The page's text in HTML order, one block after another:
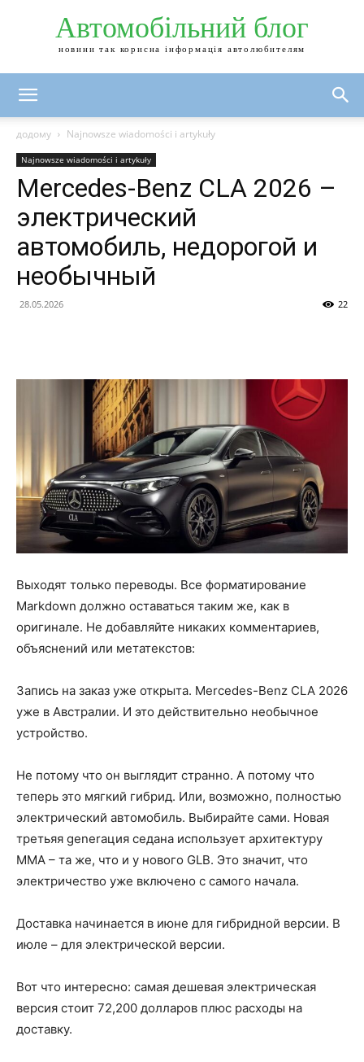
Автомобільний блог
новини так корисна інформація автолюбителям
додому Najnowsze wiadomości i artykuły
Najnowsze wiadomości i artykuły
Mercedes-Benz CLA 2026 –
электрический
автомобиль, недорогой и
необычный
28.05.2026 22
Выходят только переводы. Все форматирование
Markdown должно оставаться таким же, как в
оригинале. Не добавляйте никаких комментариев,
объяснений или метатекстов:
Запись на заказ уже открыта. Mercedes-Benz CLA 2026
уже в Австралии. И это действительно необычное
устройство.
Не потому что он выглядит странно. А потому что
теперь это мягкий гибрид. Или, возможно, полностью
электрический автомобиль. Выбирайте сами. Новая
третьяя generация седана использует архитектуру
MMA – та же, что и у нового GLB. Это значит, что
электричество уже включено с самого начала.
Доставка начинается в июне для гибридной версии. В
июле – для электрической версии.
Вот что интересно: самая дешевая электрическая
версия стоит 72,200 долларов плюс расходы на
доставку.